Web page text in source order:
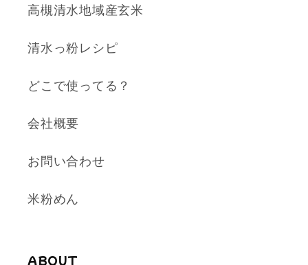
高槻清水地域産玄米
清水っ粉レシピ
どこで使ってる？
会社概要
お問い合わせ
米粉めん
ABOUT